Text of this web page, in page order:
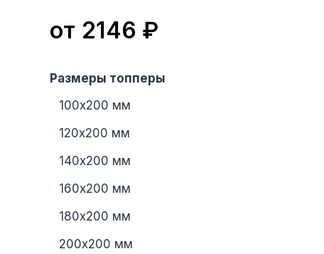
от 2146 ₽
Размеры топперы
100х200 мм
120х200 мм
140х200 мм
160х200 мм
180х200 мм
200х200 мм